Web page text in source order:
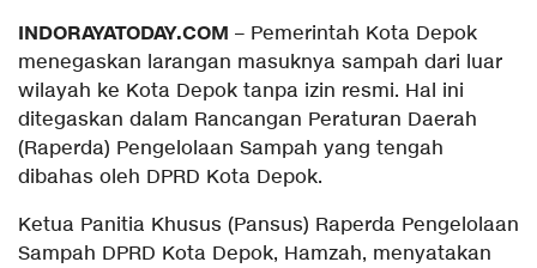
INDORAYATODAY.COM – Pemerintah Kota Depok
menegaskan larangan masuknya sampah dari luar
wilayah ke Kota Depok tanpa izin resmi. Hal ini
ditegaskan dalam Rancangan Peraturan Daerah
(Raperda) Pengelolaan Sampah yang tengah
dibahas oleh DPRD Kota Depok.
Ketua Panitia Khusus (Pansus) Raperda Pengelolaan
Sampah DPRD Kota Depok, Hamzah, menyatakan